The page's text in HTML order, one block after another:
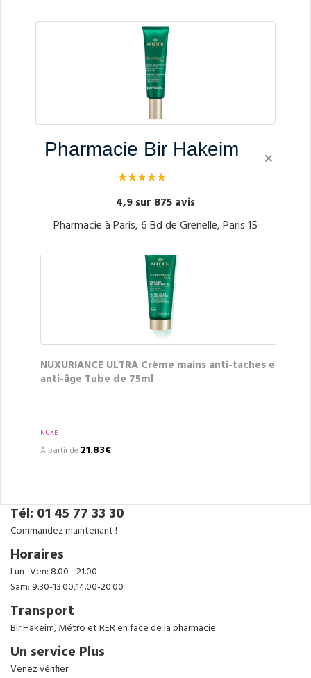
×
Pharmacie Bir Hakeim
4,9 sur 875 avis
Pharmacie à Paris, 6 Bd de Grenelle, Paris 15
NUXURIANCE ULTRA Crème FLUIDE PEAU NORMA
LE A MIXTE Tube Pompe de 50ML
À partir de42.90€
NUXURIANCE ULTRA Crème mains anti-taches et
anti-âge Tube de 75ml
NUXE
À partir de 21.83€
Tél: 01 45 77 33 30
Commandez maintenant !
Horaires
Lun- Ven: 8.00 - 21.00
Sam: 9.30-13.00,14.00-20.00
Transport
Bir Hakeim, Métro et RER en face de la pharmacie
Un service Plus
Venez vérifier